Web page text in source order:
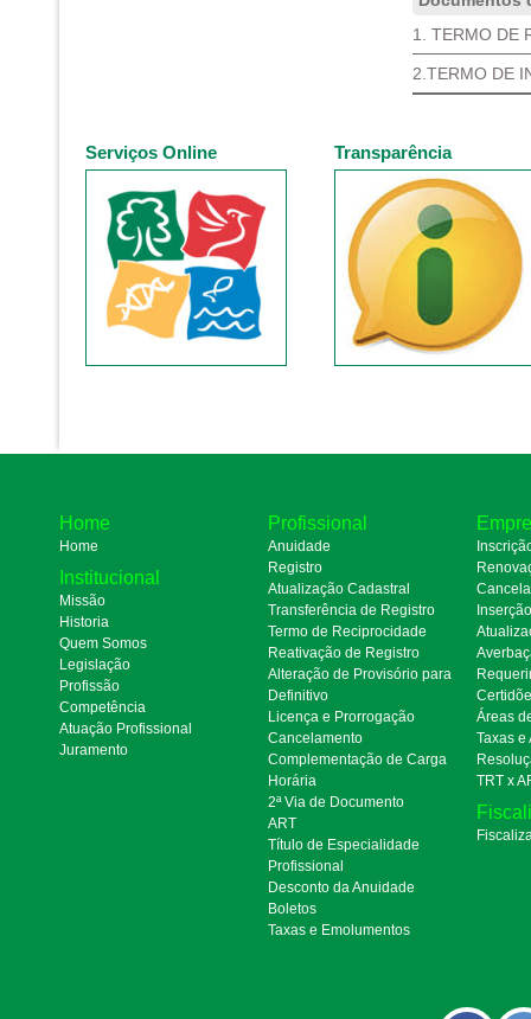
1. TERMO DE
2.TERMO DE
Serviços Online Transparência
Home
Home
Institucional
Missão
Historia
Quem Somos
Legislação
Profissão
Competência
Atuação Profissional
Juramento
Profissional
Anuidade
Registro
Atualização Cadastral
Transferência de Registro
Termo de Reciprocidade
Reativação de Registro
Alteração de Provisório para
Definitivo
Licença e Prorrogação
Cancelamento
Complementação de Carga
Horária
2ª Via de Documento
ART
Título de Especialidade
Profissional
Desconto da Anuidade
Boletos
Taxas e Emolumentos
Áreas
Taxas e
TRT x